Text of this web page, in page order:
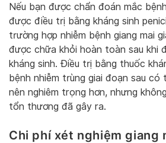
Nếu bạn được chẩn đoán mắc
được điều trị bằng kháng sinh
trường hợp nhiễm bệnh giang mai
được chữa khỏi hoàn toàn sau khi
kháng sinh. Điều trị bằng thuốc
bệnh nhiễm trùng giai đoạn sau có
nên nghiêm trọng hơn, nhưng
tổn thương đã gây ra.
Chi phí xét nghiệm giang